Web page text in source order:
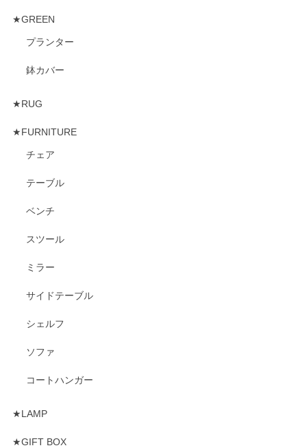
★GREEN
プランター
鉢カバー
★RUG
★FURNITURE
チェア
テーブル
ベンチ
スツール
ミラー
サイドテーブル
シェルフ
ソファ
コートハンガー
★LAMP
★GIFT BOX